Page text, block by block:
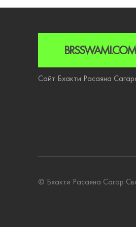
BRSSWAMI.COM
Сайт Бхакти Расаяна
© Бхакти Расаяна Сагар